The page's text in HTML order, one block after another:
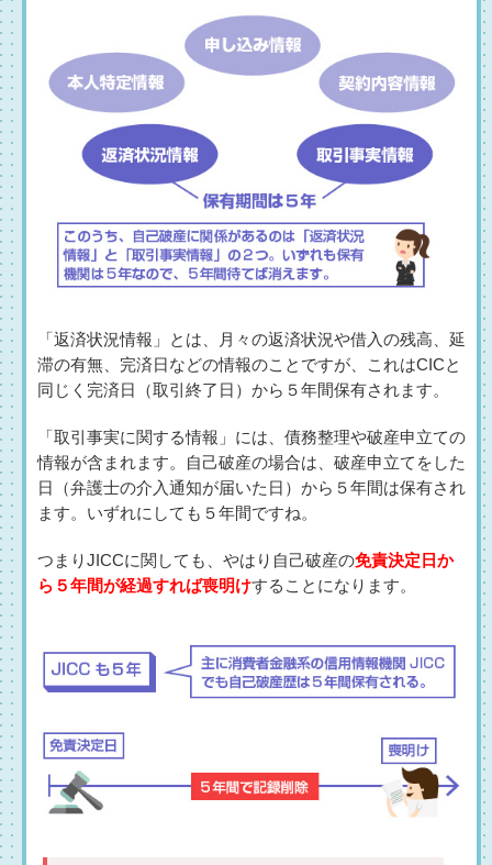
「返済状況情報」とは、月々の返済状況や借入の残高、延
滞の有無、完済日などの情報のことですが、これはCICと
同じく完済日（取引終了日）から５年間保有されます。
「取引事実に関する情報」には、債務整理や破産申立ての
情報が含まれます。自己破産の場合は、破産申立てをした
日（弁護士の介入通知が届いた日）から５年間は保有され
ます。いずれにしても５年間ですね。
つまりJICCに関しても、やはり自己破産の免責決定日か
ら５年間が経過すれば喪明けすることになります。